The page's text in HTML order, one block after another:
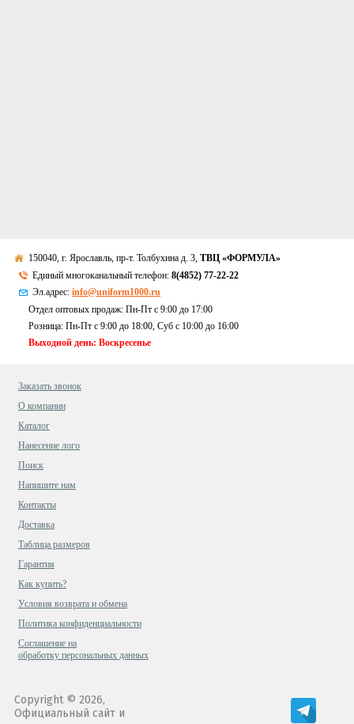
150040, г. Ярославль, пр-т. Толбухина д. 3,ТВЦ «ФОРМУЛА»
Единый многоканальный телефон:8(4852) 77-22-22
Эл.адрес:info@uniform1000.ru
Отдел оптовых продаж: Пн-Пт с 9:00 до 17:00
Розница: Пн-Пт с 9:00 до 18:00, Суб c 10:00 до 16:00
Выходной день: Воскресенье
Заказать звонок
О компании
Каталог
Нанесение лого
Поиск
Напишите нам
Контакты
Доставка
Таблица размеров
Гарантия
Как купить?
Условия возврата и обмена
Политика конфиденциальности
Cоглашение на
обработку персональных данных
Copyright © 2026,
Официальный сайт и